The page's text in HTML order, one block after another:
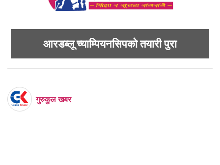
आरडब्लू च्याम्पियनसिपको तयारी पुरा
गुरुकुल खबर